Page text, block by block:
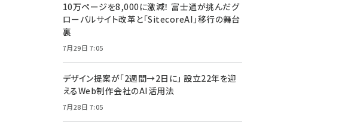
10万ページを8,000に激減！ 富士通が挑んだグ
ローバルサイト改革と「SitecoreAI」移行の舞台
裏
7月29日 7:05
デザイン提案が「2週間→2日に」 設立22年を迎
えるWeb制作会社のAI活用法
7月28日 7:05